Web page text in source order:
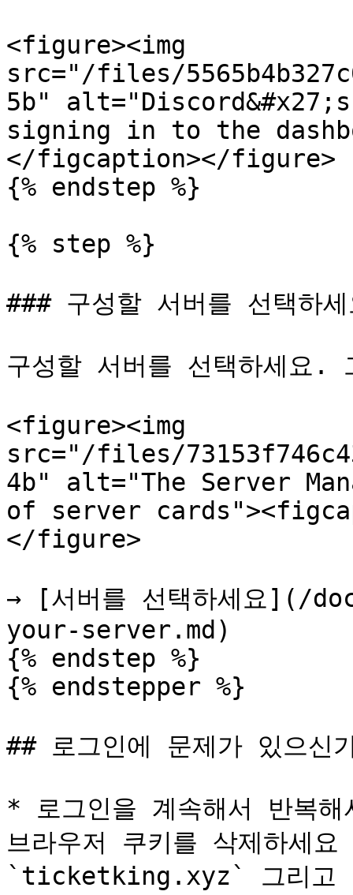
<figure><img
src="/files/
5b"
signing in to the
</figcaption></figure>
{% endstep %}
{% step %}
### 구성할 서버를 선택하세
구성할 서버를 선택하세요.
<figure><img
src="/files/
4b" alt="The Server
of server
</figure>
→ [서버를 선택하세요
your-server.md)
{% endstep %}
{% endstepper %}
## 로그인에 문제가 있으신
* 로그인을 계속해서 반복
브라우저 쿠키를 삭제하세
`ticketking.xyz` 그리고